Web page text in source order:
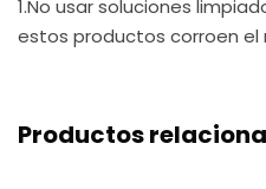
1.No usar soluciones
estos productos corroen el
Productos